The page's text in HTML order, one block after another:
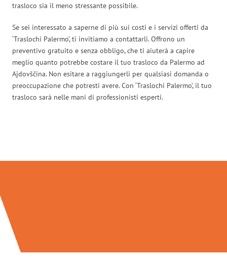
trasloco sia il meno stressante possibile.
Se sei interessato a saperne di più sui costi e i servizi offerti da
‘Traslochi Palermo’, ti invitiamo a contattarli. Offrono un
preventivo gratuito e senza obbligo, che ti aiuterà a capire
meglio quanto potrebbe costare il tuo trasloco da Palermo ad
Ajdovščina. Non esitare a raggiungerli per qualsiasi domanda o
preoccupazione che potresti avere. Con ‘Traslochi Palermo’, il tuo
trasloco sarà nelle mani di professionisti esperti.